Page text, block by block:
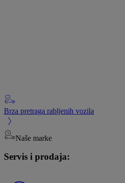
Brza pretraga rabljenih vozila
Naše marke
Servis i prodaja: